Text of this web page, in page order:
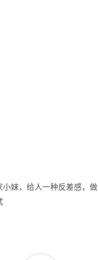
妹，给人一种反差感，做